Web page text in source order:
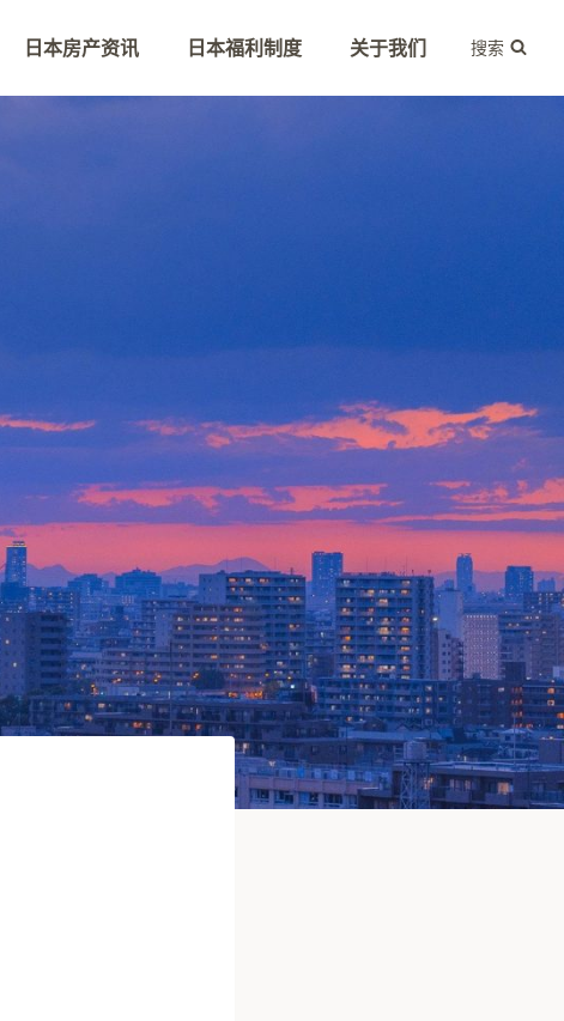
日本房产资讯 日本福利制度 关于我们 搜索